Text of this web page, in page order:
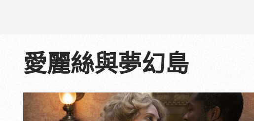
愛麗絲與夢幻島